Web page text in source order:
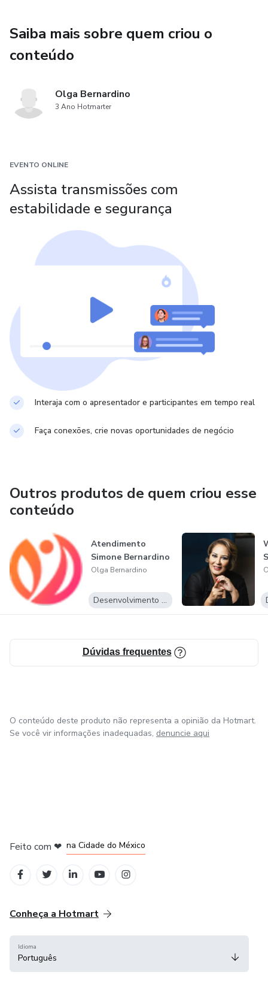
Ter fone de ouvidos, caso seja necessário.
Tanto online como presencial as inscrições devem ser
Saiba mais sobre quem criou o
conteúdo
Olga Bernardino
3 Ano Hotmarter
EVENTO ONLINE
Assista transmissões com
estabilidade e segurança
Interaja com o apresentador e participantes em tempo real
Faça conexões, crie novas oportunidades de negócio
Outros produtos de quem criou esse
conteúdo
Atendimento
Simone Bernardino
Olga Bernardino
Desenvolvimento Pessoal
Dúvidas frequentes
O conteúdo deste produto não representa a opinião da Hotmart.
Se você vir informações inadequadas, denuncie aqui
Feito com ❤ na Cidade do México
Conheça a Hotmart
Idioma
Português